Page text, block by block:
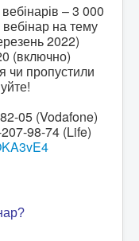
– 3 000
на тему
2022)
(включно)
чи пропустили
05 (Vodafone)
98-74 (Life)